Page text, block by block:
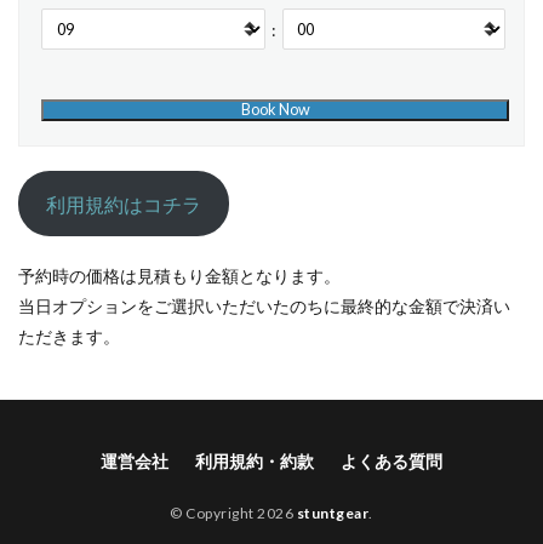
:
利用規約はコチラ
予約時の価格は見積もり金額となります。
当日オプションをご選択いただいたのちに最終的な金額で決済い
ただきます。
運営会社 利用規約・約款 よくある質問
© Copyright 2026 stuntgear.